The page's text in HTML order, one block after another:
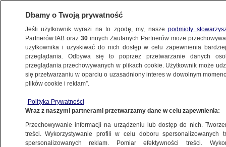
METEO
NAJNOWSZE
"spływ tramwajem" po Poznaniu
9.07.2014, 19:52
Dbamy o Twoją prywatność
Jeśli użytkownik wyrazi na to zgodę, my, naszepodmioty
Partnerów IAB oraz30 innych Zaufanych Partnerów może
użytkownika i uzyskiwać do nich dostęp w celu zapewnienia
przeglądania. Odbywa się to poprzez przetwarzanie danych
przeglądania przechowywanych w plikach cookie. Użytkownik może
się przetwarzaniu w oparciu o uzasadniony interes w dowolnym
plików cookie i reklam”.
Polityka Prywatności
Wraz z naszymi partnerami przetwarzamy dane w celu zapewnienia:
Przechowywanie informacji na urządzeniu lub dostęp do nich.
treści. Wykorzystywanie profili w celu doboru spersonalizowanych
spersonalizowanych reklam. Pomiar efektywności treści.